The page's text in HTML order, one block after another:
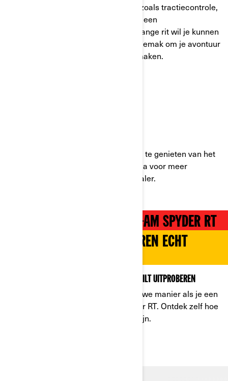
Geniet van alle handige kenmerken, zoals tractiecontrole,
stuurbekrachtiging, cruise control en een
achteruitrijfunctie. Want tijdens een lange rit wil je kunnen
rekenen op alle comfort en gebruiksgemak om je avontuur
zowel spannend als comfortabel te maken.
Je hebt geen motorrijbewijs nodig om te genieten van het
comfort van de Can-Am Spyder RT. Ga voor meer
informatie naar je dichtstbijzijnde dealer.
MAAK KENNIS MET DE CAN-AM SPYDER RT
ONTDEK WAT LUXUEUS TOEREN ECHT
BOORDEVOL KENMERKEN DIE JE GEWOON WILT UITPROBEREN
Ervaar de open weg op een hele nieuwe manier als je een
proefrit maakt met de Can-Am Spyder RT. Ontdek zelf hoe
leuk een driewielige motorfiets kan zijn.